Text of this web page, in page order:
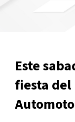
Este
fiesta del